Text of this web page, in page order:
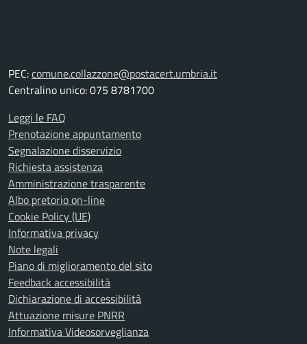
PEC:comune.collazzone@postacert.umbria.it
Centralino unico: 075 8781700
Leggi le FAQ
Prenotazione appuntamento
Segnalazione disservizio
Richiesta assistenza
Amministrazione trasparente
Albo pretorio on-line
Cookie Policy (UE)
Informativa privacy
Note legali
Piano di miglioramento del sito
Feedback accessibilità
Dichiarazione di accessibilità
Attuazione misure PNRR
Informativa Videosorveglianza